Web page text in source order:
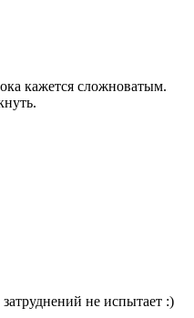
кажется сложноватым.
не испытает :)